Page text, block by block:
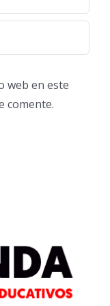
web en este
comente.